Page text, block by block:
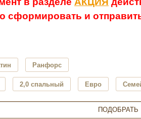
сформировать и
Ранфорс
2,0 спальный Евро